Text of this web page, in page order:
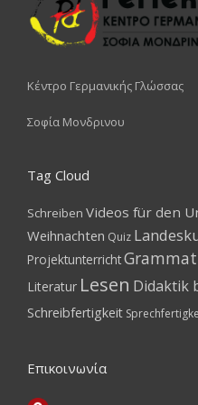
Κέντρο Γερμανικής Γλώσσας
Σοφία Μονδρινου
Tag Cloud
Schreiben Videos für den
Weihnachten Quiz
Projektunterricht
Literatur Lesen Didaktik
Schreibfertigkeit
Επικοινωνία